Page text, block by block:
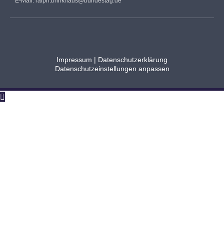
Impressum | Datenschutzerklärung
Datenschutzeinstellungen anpassen